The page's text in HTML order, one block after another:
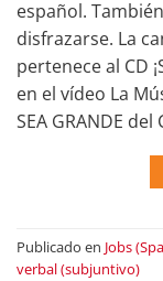
español.
disfrazarse. La
pertenece al CD
en el vídeo La
SEA GRANDE del
Publicado en Jobs
verbal (subjuntivo)